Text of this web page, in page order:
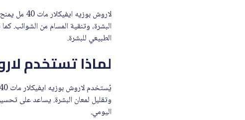
لاروش
البشرة، وتنقية المسام من الشوائب.
الطبيعي للبشرة.
لماذا تستخدم
وتقليل لمعان البشرة. يساعد على
اليومي.